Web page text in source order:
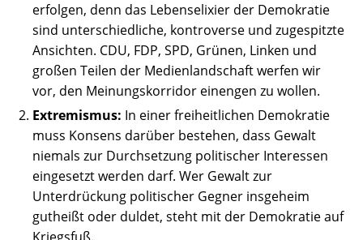
erfolgen, denn das Lebenselixier der Demokratie
sind unterschiedliche, kontroverse und zugespitzte
Ansichten. CDU, FDP, SPD, Grünen, Linken und
großen Teilen der Medienlandschaft werfen wir
vor, den Meinungskorridor einengen zu wollen.
Extremismus: In einer freiheitlichen Demokratie
muss Konsens darüber bestehen, dass Gewalt
niemals zur Durchsetzung politischer Interessen
eingesetzt werden darf. Wer Gewalt zur
Unterdrückung politischer Gegner insgeheim
gutheißt oder duldet, steht mit der Demokratie auf